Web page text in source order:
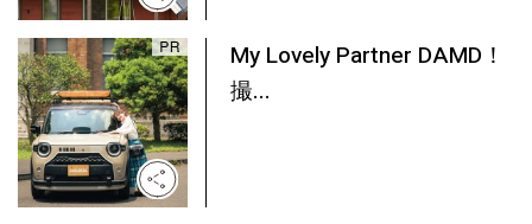
My Lovely Partner DAMD！
撮...